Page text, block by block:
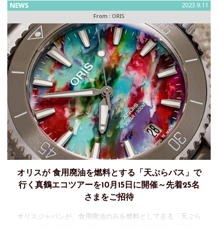
NEWS 2023.9.11
From : ORIS
オリスが 食用廃油を燃料とする「天ぷらバス」で
行く真鶴エコツアーを10月15日に開催～先着25名
さまをご招待
オリスジャパンが、食用廃油のみを燃料として走る「天ぷら